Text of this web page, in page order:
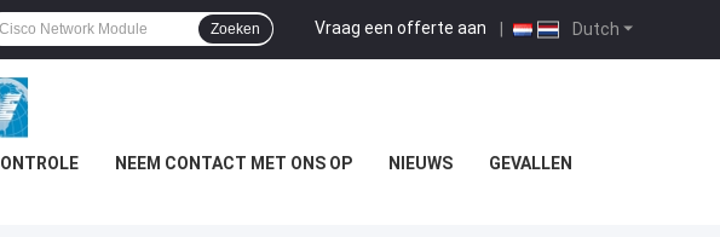
Dutch
Vraag een offerte aan |
Zoeken
NEEM CONTACT MET ONS OP NIEUWS GEVALLEN